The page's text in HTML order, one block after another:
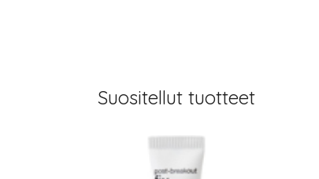
Suositellut tuotteet